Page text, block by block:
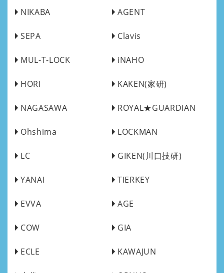
NIKABA AGENT
SEPA Clavis
MUL-T-LOCK iNAHO
HORI KAKEN(家研)
NAGASAWA ROYAL★GUARDIAN
Ohshima LOCKMAN
LC GIKEN(川口技研)
YANAI TIERKEY
EVVA AGE
COW GIA
ECLE KAWAJUN